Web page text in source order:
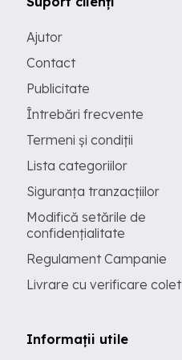
Ajutor
Contact
Publicitate
Întrebări frecvente
Termeni și condiții
Lista categoriilor
Siguranța tranzacțiilor
Modifică setările de
confidențialitate
Regulament Campanie
Livrare cu verificare colet
Informații utile